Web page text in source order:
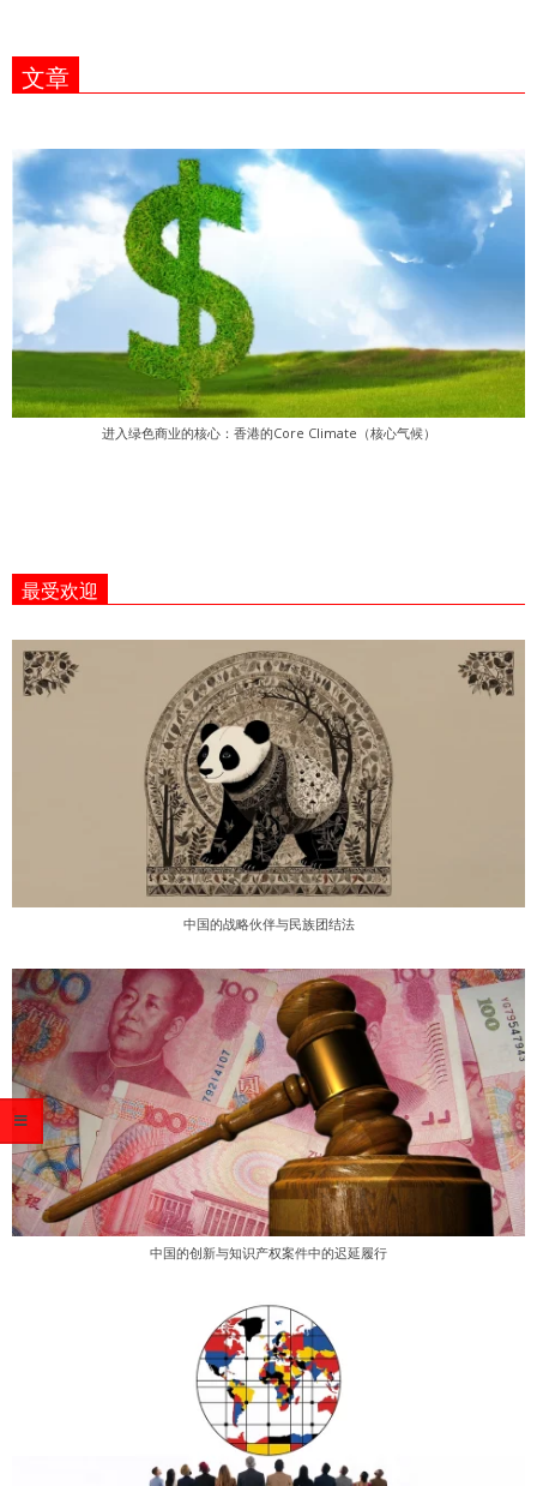
文章
进入绿色商业的核心：香港的Core Climate（核心气候）
23
最受欢迎
中国的战略伙伴与民族团结法
中国的创新与知识产权案件中的迟延履行